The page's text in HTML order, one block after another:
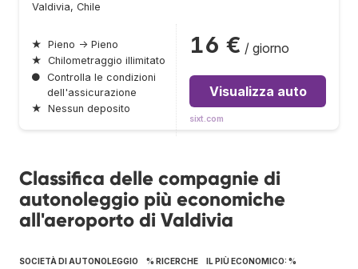
Valdivia, Chile
★ Pieno → Pieno
★ Chilometraggio illimitato
● Controlla le condizioni
dell'assicurazione
★ Nessun deposito
16 € / giorno
Visualizza auto
sixt.com
Classifica delle compagnie di
autonoleggio più economiche
all'aeroporto di Valdivia
SOCIETÀ DI AUTONOLEGGIO % RICERCHE IL PIÙ ECONOMICO: %